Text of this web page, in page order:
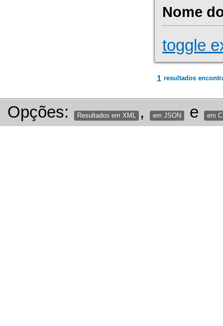
Nome
toggle
1 resultados
Opções: Resultados em XML , em JSON e em